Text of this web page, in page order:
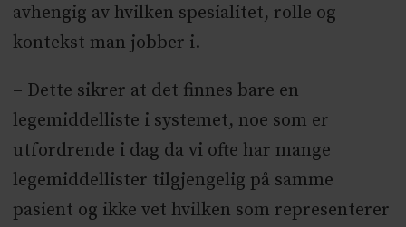
avhengig av hvilken spesialitet, rolle og
kontekst man jobber i.
– Dette sikrer at det finnes bare en
legemiddelliste i systemet, noe som er
utfordrende i dag da vi ofte har mange
legemiddellister tilgjengelig på samme
pasient og ikke vet hvilken som representerer